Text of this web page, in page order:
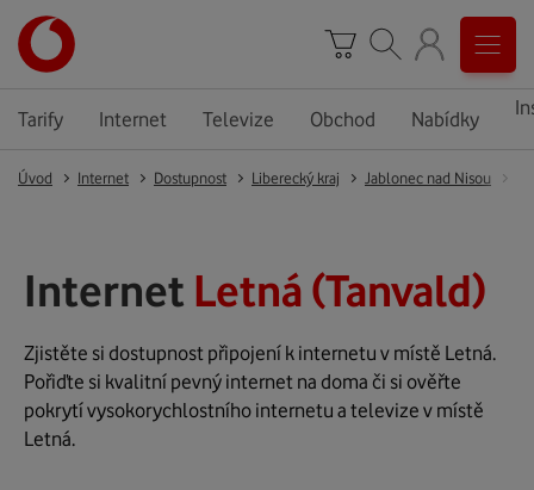
Tarify Internet Televize Obchod Nabídky
Úvod Internet Dostupnost Liberecký kraj Jablonec nad Nisou
Internet Letná (Tanvald)
Zjistěte si dostupnost připojení k internetu v místě Letná.
Pořiďte si kvalitní pevný internet na doma či si ověřte
pokrytí vysokorychlostního internetu a televize v místě
Letná.